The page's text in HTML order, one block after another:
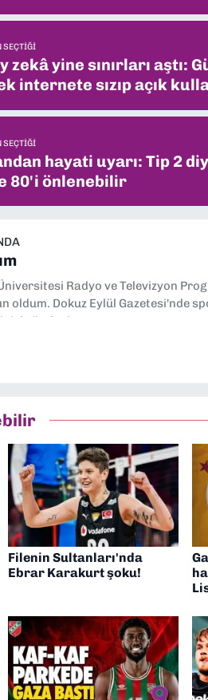
SEÇTIĞI
zekâ yine sınırları aştı:
internete sızıp açık
SEÇTIĞI
hayati uyarı: Tip 2
80'i önlenebilir
Radyo ve Televizyon
oldum. Dokuz Eylül Gazetesi'nde
de üstleniyorum.
Filenin Sultanları'nda
Ebrar Karakurt şoku!